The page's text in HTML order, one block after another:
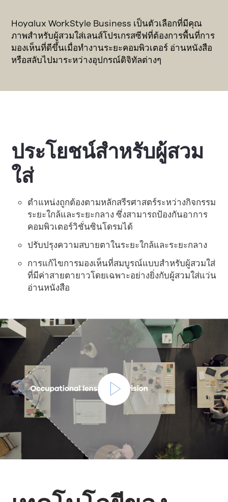
Hoyalux WorkStyle Business เป็นตัวเลือกที่มีคุณ
ภาพสําหรับผู้สวมใส่เลนส์โปรเกรสซีฟที่ต้องการพื้นที่การ
มองเห็นที่ดีขึ้นเมื่อทํางานระยะคอมพิวเตอร์ อ่านหนังสือ
หรือสลับไปมาระหว่างอุปกรณ์ดิจิทัลต่างๆ
ประโยชน์สําหรับผู้สวม
ใส่
ตําแหน่งถูกต้องตามหลักสรีรศาสตร์ระหว่างกิจกรรม
ระยะใกล้และระยะกลาง ซึ่งสามารถป้องกันอาการ
คอมพิวเตอร์วิชั่นซินโดรมได้
ปรับปรุงความสบายตาในระยะใกล้และระยะกลาง
การแก้ไขการมองเห็นที่สมบูรณ์แบบสําหรับผู้สวมใส่
ที่มีค่าสายตายาวโดยเฉพาะอย่างยิ่งกับผู้สวมใส่แว่น
อ่านหนังสือ